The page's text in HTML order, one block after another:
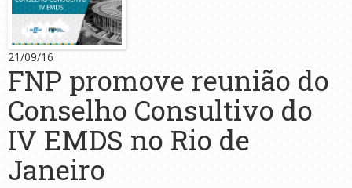
21/09/16
FNP promove reunião do
Conselho Consultivo do
IV EMDS no Rio de
Janeiro